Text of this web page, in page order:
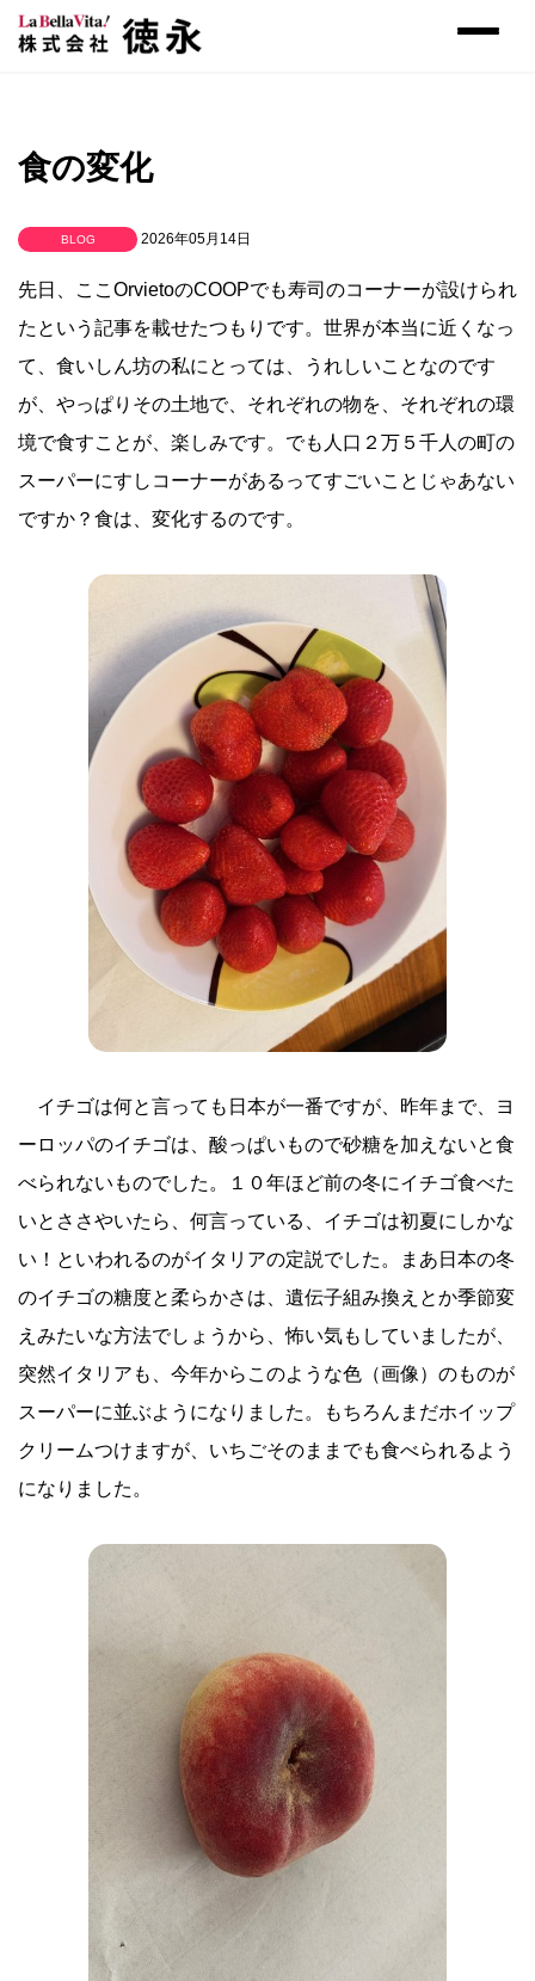
食の変化
BLOG 2026年05月14日
先日、ここOrvietoのCOOPでも寿司のコーナーが設けられ
たという記事を載せたつもりです。世界が本当に近くなっ
て、食いしん坊の私にとっては、うれしいことなのです
が、やっぱりその土地で、それぞれの物を、それぞれの環
境で食すことが、楽しみです。でも人口２万５千人の町の
スーパーにすしコーナーがあるってすごいことじゃあない
ですか？食は、変化するのです。
イチゴは何と言っても日本が一番ですが、昨年まで、ヨ
ーロッパのイチゴは、酸っぱいもので砂糖を加えないと食
べられないものでした。１０年ほど前の冬にイチゴ食べた
いとささやいたら、何言っている、イチゴは初夏にしかな
い！といわれるのがイタリアの定説でした。まあ日本の冬
のイチゴの糖度と柔らかさは、遺伝子組み換えとか季節変
えみたいな方法でしょうから、怖い気もしていましたが、
突然イタリアも、今年からこのような色（画像）のものが
スーパーに並ぶようになりました。もちろんまだホイップ
クリームつけますが、いちごそのままでも食べられるよう
になりました。